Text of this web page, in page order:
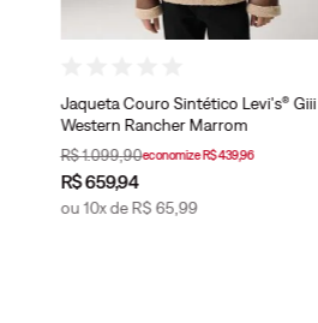
Jaqueta Couro Sintético Levi's® Giii
Western Rancher Marrom
R$ 1.099,90economizeR$439,96
R$659,94
ou10x deR$ 65 99